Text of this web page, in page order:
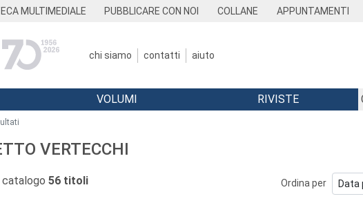
MULTIMEDIALE PUBBLICARE CON NOI COLLANE APPUNTAMENTI
chi siamo contatti aiuto
VOLUMI RIVISTE
VERTECCHI
56 titoli Ordina per